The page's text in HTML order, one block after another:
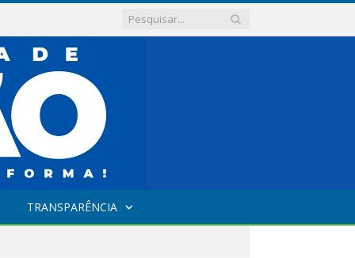
TRANSPARÊNCIA